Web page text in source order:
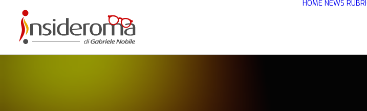
HOME NEWS